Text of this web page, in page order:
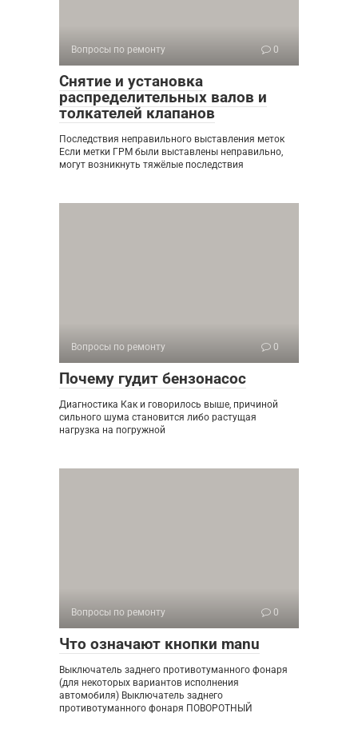
Вопросы по ремонту 0
Снятие и установка
распределительных валов и
толкателей клапанов
Последствия неправильного выставления меток
Если метки ГРМ были выставлены неправильно,
могут возникнуть тяжёлые последствия
Вопросы по ремонту 0
Почему гудит бензонасос
Диагностика Как и говорилось выше, причиной
сильного шума становится либо растущая
нагрузка на погружной
Вопросы по ремонту 0
Что означают кнопки manu
Выключатель заднего противотуманного фонаря
(для некоторых вариантов исполнения
автомобиля) Выключатель заднего
противотуманного фонаря ПОВОРОТНЫЙ